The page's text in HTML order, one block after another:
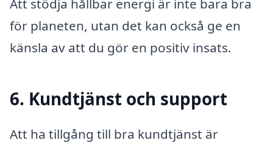
Att stödja hållbar energi är inte bara bra
för planeten, utan det kan också ge en
känsla av att du gör en positiv insats.
6. Kundtjänst och support
Att ha tillgång till bra kundtjänst är